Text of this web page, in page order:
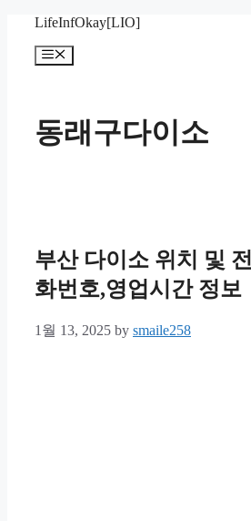
content
LifeInfOkay[LIO]
Menu
동래구다이소
부산 다이소 위치 및 전
화번호,영업시간 정보
1월 13, 2025 by smaile258